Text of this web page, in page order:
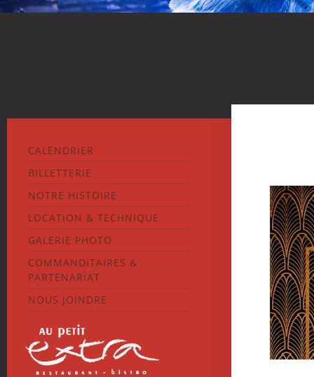
CALENDRIER
BILLETTERIE
NOTRE HISTOIRE
LOCATION & TECHNIQUE
GALERIE PHOTO
COMMANDITAIRES &
PARTENARIAT
NOUS JOINDRE